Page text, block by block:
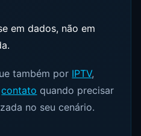
em dados, não em
também por IPTV,
contato quando precisar
no seu cenário.